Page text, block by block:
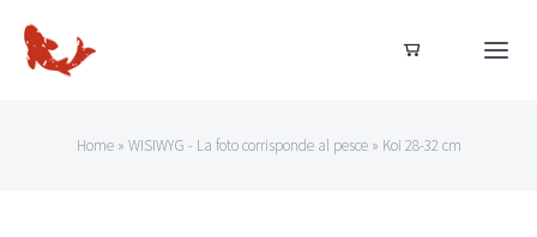
Salta
Home
Home» WISIWYG - La foto corrisponde al pesce» Koi 28-32 cm